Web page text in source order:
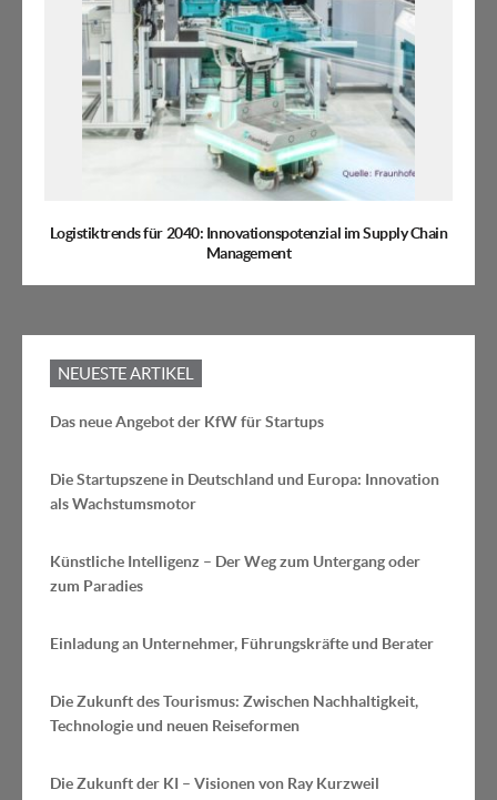
Logistiktrends für 2040: Innovationspotenzial im Supply Chain
Management
NEUESTE ARTIKEL
Das neue Angebot der KfW für Startups
Die Startupszene in Deutschland und Europa: Innovation
als Wachstumsmotor
Künstliche Intelligenz – Der Weg zum Untergang oder
zum Paradies
Einladung an Unternehmer, Führungskräfte und Berater
Die Zukunft des Tourismus: Zwischen Nachhaltigkeit,
Technologie und neuen Reiseformen
Die Zukunft der KI – Visionen von Ray Kurzweil